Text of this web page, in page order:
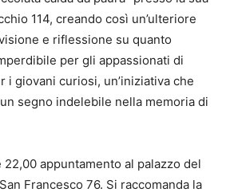
114, creando così un’ulteriore
e riflessione su quanto
per gli appassionati di
i giovani curiosi, un’iniziativa che
segno indelebile nella memoria di
22,00 appuntamento al palazzo del
Francesco 76. Si raccomanda la